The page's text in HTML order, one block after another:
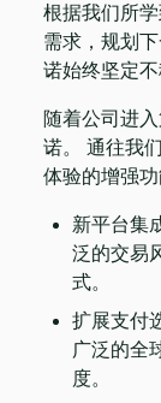
根据我们所
需求，规划
诺始终坚定不
随着公司进
诺。 通往我
体验的增强功
新平台集
泛的交易
式。
扩展支付
广泛的全
度。